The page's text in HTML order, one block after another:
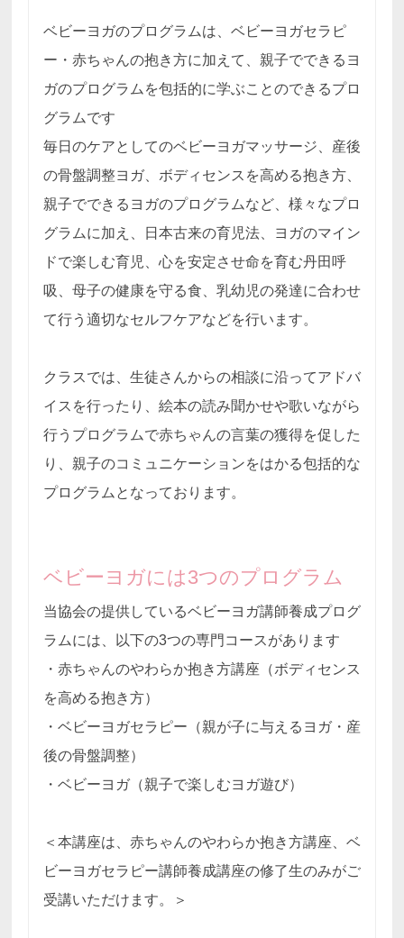
ベビーヨガのプログラムは、ベビーヨガセラピ
ー・赤ちゃんの抱き方に加えて、親子でできるヨ
ガのプログラムを包括的に学ぶことのできるプロ
グラムです
毎日のケアとしてのベビーヨガマッサージ、産後
の骨盤調整ヨガ、ボディセンスを高める抱き方、
親子でできるヨガのプログラムなど、様々なプロ
グラムに加え、日本古来の育児法、ヨガのマイン
ドで楽しむ育児、心を安定させ命を育む丹田呼
吸、母子の健康を守る食、乳幼児の発達に合わせ
て行う適切なセルフケアなどを行います。
クラスでは、生徒さんからの相談に沿ってアドバ
イスを行ったり、絵本の読み聞かせや歌いながら
行うプログラムで赤ちゃんの言葉の獲得を促した
り、親子のコミュニケーションをはかる包括的な
プログラムとなっております。
ベビーヨガには3つのプログラム
当協会の提供しているベビーヨガ講師養成プログ
ラムには、以下の3つの専門コースがあります
・赤ちゃんのやわらか抱き方講座（ボディセンス
を高める抱き方）
・ベビーヨガセラピー（親が子に与えるヨガ・産
後の骨盤調整）
・ベビーヨガ（親子で楽しむヨガ遊び）
＜本講座は、赤ちゃんのやわらか抱き方講座、ベ
ビーヨガセラピー講師養成講座の修了生のみがご
受講いただけます。＞